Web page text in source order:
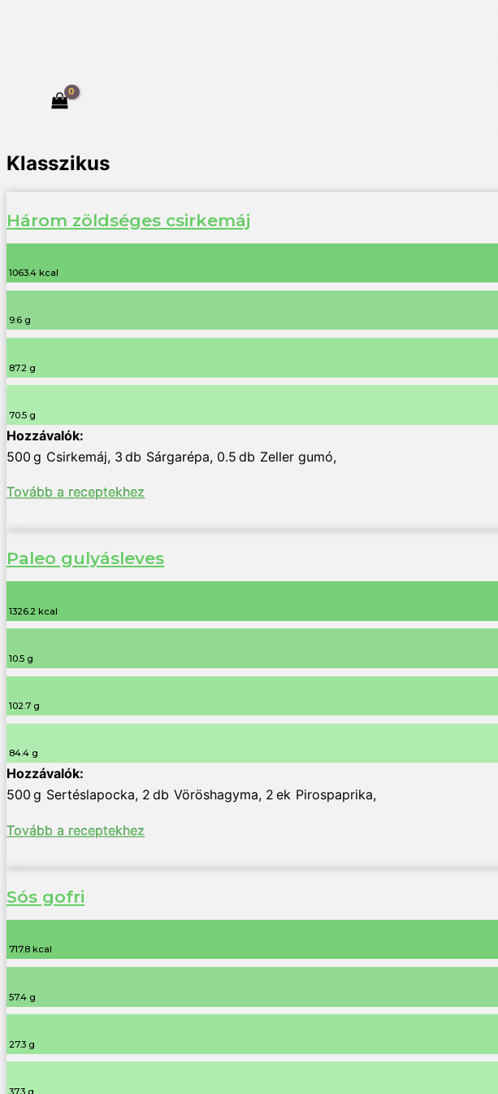
Klasszikus
Három zöldséges csirkemáj
1063.4 kcal
9.6 g
87.2 g
70.5 g
500 g Csirkemáj, 3 db Sárgarépa, 0.5 db Zeller gumó,
Tovább a receptekhez
Paleo gulyásleves
1326.2 kcal
10.5 g
102.7 g
84.4 g
500 g Sertéslapocka, 2 db Vöröshagyma, 2 ek Pirospaprika,
Tovább a receptekhez
Sós gofri
717.8 kcal
57.4 g
27.3 g
37.3 g